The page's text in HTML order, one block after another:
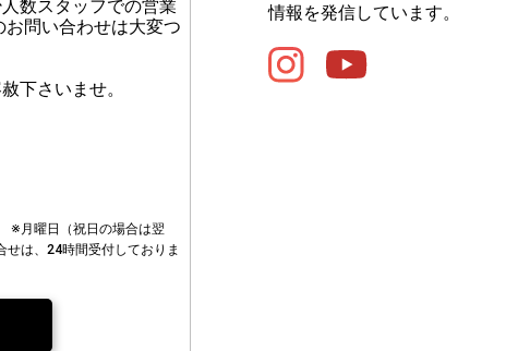
数スタッフでの営業
問い合わせは大変つ
下さいませ。
※月曜日（祝日の場合は翌
は、24時間受付しておりま
情報を発信しています。